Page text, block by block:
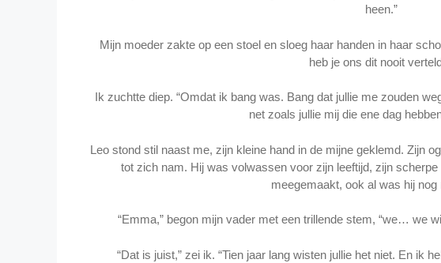
heen.”
Mijn moeder zakte op een stoel en sloeg haar handen in haar
heb je ons dit nooit
Ik zuchtte diep. “Omdat ik bang was. Bang dat jullie me zouden
net zoals jullie mij die ene dag
Leo stond stil naast me, zijn kleine hand in de mijne geklemd. Zijn
tot zich nam. Hij was volwassen voor zijn leeftijd, zijn
meegemaakt, ook al was hij nog
“Emma,” begon mijn vader met een trillende stem, “we… we
“Dat is juist,” zei ik. “Tien jaar lang wisten jullie het niet. En ik